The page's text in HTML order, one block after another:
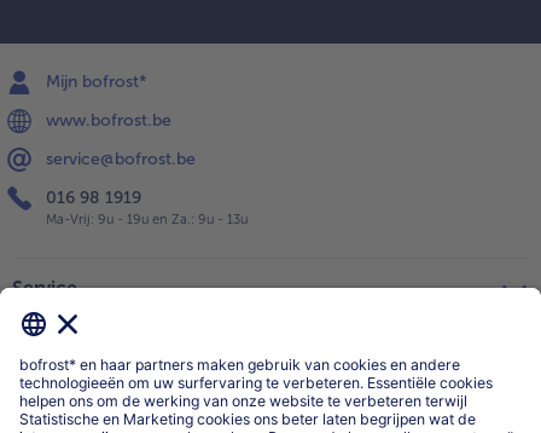
Mijn bofrost*
www.bofrost.be
service@bofrost.be
016 98 1919
Ma-Vrij: 9u - 19u en Za.: 9u - 13u
Service
Categorieën